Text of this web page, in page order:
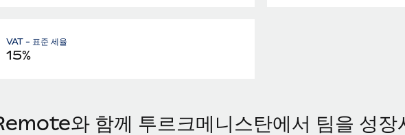
VAT - 표준 세율
15%
와 함께 투르크메니스탄에서 팀을 성장